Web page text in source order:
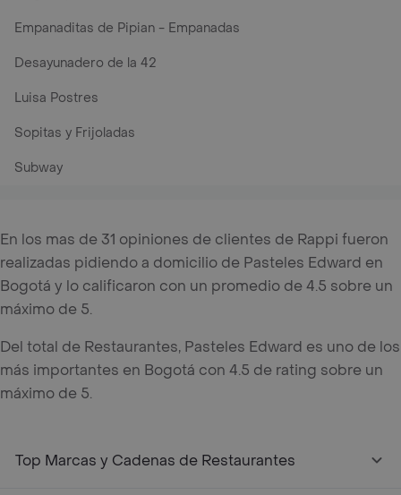
Empanaditas de Pipian - Empanadas
Desayunadero de la 42
Luisa Postres
Sopitas y Frijoladas
Subway
En los mas de 31 opiniones de clientes de Rappi fueron
realizadas pidiendo a domicilio de Pasteles Edward en
Bogotá y lo calificaron con un promedio de 4.5 sobre un
máximo de 5.
Del total de Restaurantes, Pasteles Edward es uno de los
más importantes en Bogotá con 4.5 de rating sobre un
máximo de 5.
Top Marcas y Cadenas de Restaurantes